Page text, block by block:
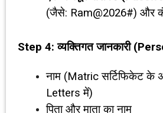
(जैसे: Ram@2026#) और
Step 4:व्यक्तिगत जानकारी (
नाम (Matric सर्टिफिकेट के
Letters में)
पिता और माता का नाम